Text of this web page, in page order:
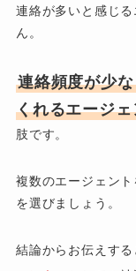
連絡が多いと感じ
ん。
連絡頻度が少
くれるエージ
肢です。
複数のエージェン
を選びましょう。
結論からお伝えする